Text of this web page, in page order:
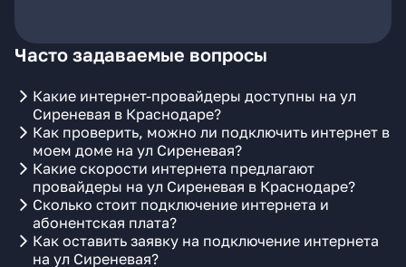
Часто задаваемые вопросы
Какие интернет-провайдеры доступны на ул
Сиреневая в Краснодаре?
Как проверить, можно ли подключить интернет в
моем доме на ул Сиреневая?
Какие скорости интернета предлагают
провайдеры на ул Сиреневая в Краснодаре?
Сколько стоит подключение интернета и
абонентская плата?
Как оставить заявку на подключение интернета
на ул Сиреневая?